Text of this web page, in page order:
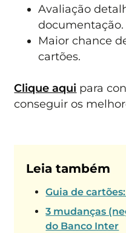
Avaliação
documentação.
Maior chance
cartões.
Clique aqui para
conseguir os
Leia também
Guia de
3 mudanças
do Banco Inter